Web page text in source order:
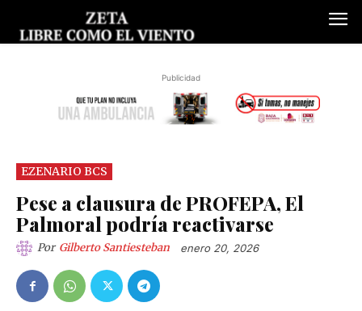
Publicidad
EZENARIO BCS
Pese a clausura de PROFEPA, El
Palmoral podría reactivarse
Por Gilberto Santiesteban enero 20, 2026